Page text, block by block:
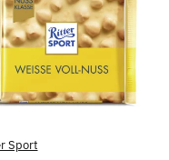
Sport